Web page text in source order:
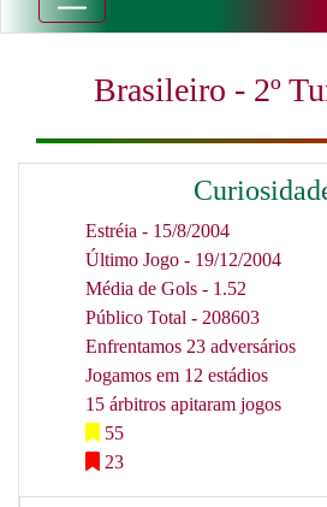
Brasileiro - 2º
Estréia - 15/8/2004
Último Jogo - 19/12/2004
Média de Gols - 1.52
Público Total - 208603
Enfrentamos 23 adversários
Jogamos em 12 estádios
15 árbitros apitaram jogos
55
23